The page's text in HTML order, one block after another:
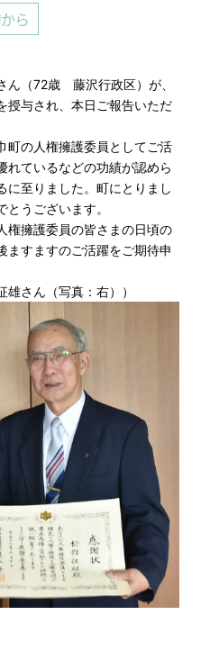
ん（72歳 藤沢行政区）が、
授与され、本日ご報告いただ
町の人権擁護委員としてご活
れているなどの功績が認めら
に至りました。町にとりまし
うございます。
権擁護委員の皆さまの日頃の
ますますのご活躍をご期待申
雄さん（写真：右））